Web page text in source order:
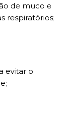
de muco e
respiratórios;
evitar o